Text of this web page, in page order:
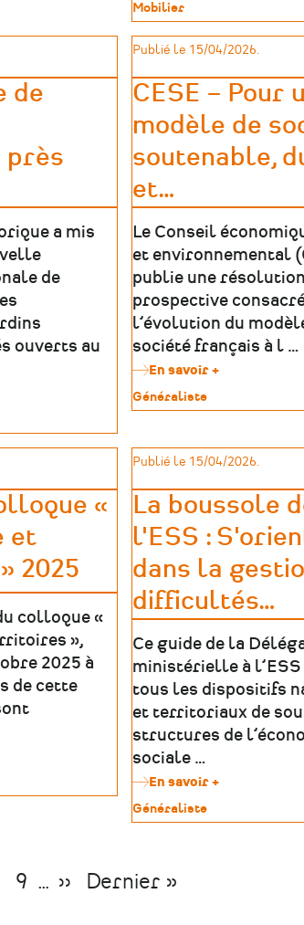
le
répertoire
référence
des
Musées
de
France
Type
de
patrimoine
Mobilier
de
près
a mis
de
ouverts au
Publié le 15/04/2026.
CESE – Pour
modèle de
soutenable,
et…
Le Conseil
et environnemental
publie une résolution
prospective
l’évolution du
société français à l …
En savoir +
modèle
société
soutenable,
durable
et
inclusive
à
l’horizon
2050
Type
de
Généraliste
«
et
2025
colloque «
»,
2025 à
de cette
Publié le 15/04/2026.
La boussole
l'ESS :
dans la
difficultés…
Ce guide de la
ministérielle à l’ESS
tous les dispositifs
et territoriaux de
structures de
sociale …
En savoir +
Type
de
Généraliste
Page
9 … Page
››
Dernière
Dernier »